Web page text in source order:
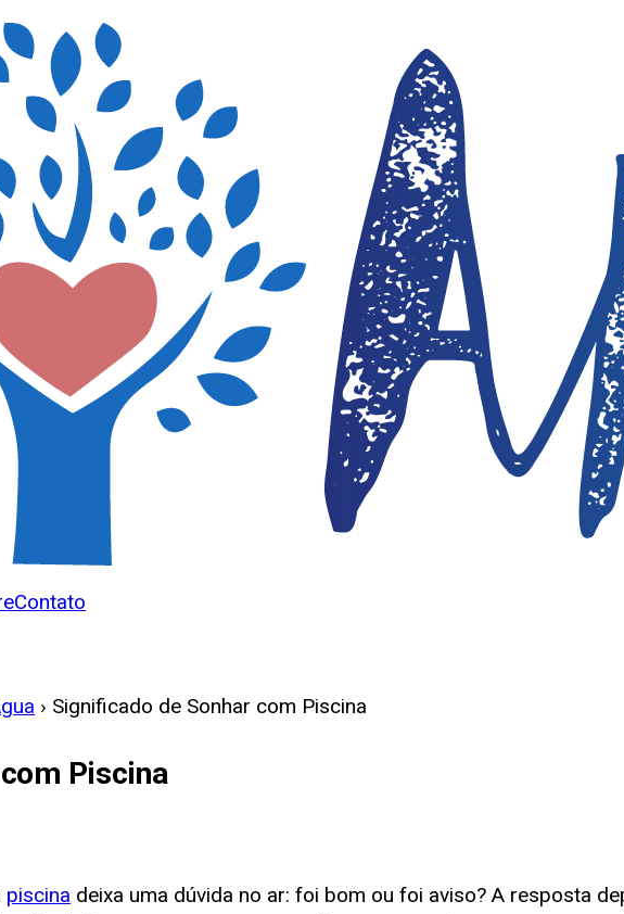
Contato
› Significado de Sonhar com Piscina
Piscina
piscina deixa uma dúvida no ar: foi bom ou foi aviso? A resposta